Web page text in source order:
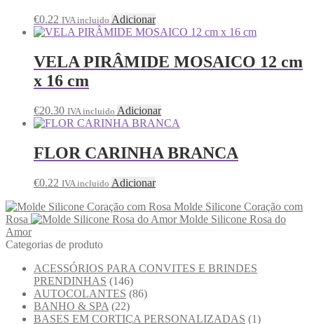
€0.22 IVA incluido Adicionar
VELA PIRÂMIDE MOSAICO 12 cm
x 16 cm
€20.30 IVA incluido Adicionar
FLOR CARINHA BRANCA
€0.22 IVA incluido Adicionar
Molde Silicone Coração com
Rosa
Molde Silicone Rosa do
Amor
Categorias de produto
ACESSÓRIOS PARA CONVITES E BRINDES
PRENDINHAS (146)
AUTOCOLANTES (86)
BANHO & SPA (22)
BASES EM CORTIÇA PERSONALIZADAS (1)